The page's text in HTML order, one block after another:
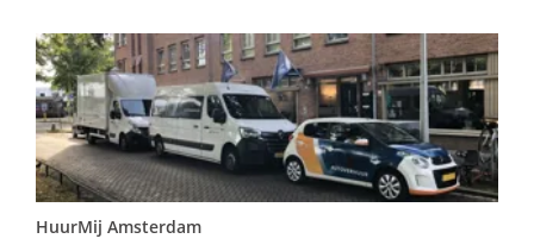
HuurMij Amsterdam